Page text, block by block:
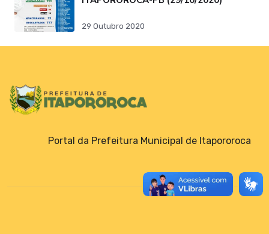
29 Outubro 2020
Portal da Prefeitura Municipal de Itapororoca